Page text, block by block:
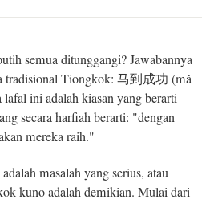
semua ditunggangi? Jawabannya
tradisional Tiongkok: 马到成功 (mǎ
ini adalah kiasan yang berarti
secara harfiah berarti: "dengan
mereka raih."
masalah yang serius, atau
kuno adalah demikian. Mulai dari